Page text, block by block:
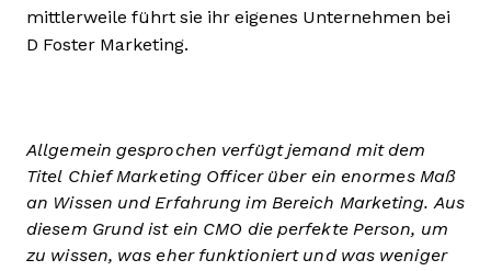
mittlerweile führt sie ihr eigenes Unternehmen bei
D Foster Marketing.
Allgemein gesprochen verfügt jemand mit dem
Titel Chief Marketing Officer über ein enormes Maß
an Wissen und Erfahrung im Bereich Marketing. Aus
diesem Grund ist ein CMO die perfekte Person, um
zu wissen, was eher funktioniert und was weniger